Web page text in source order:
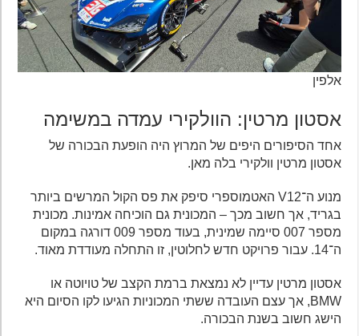
אלפין
אסטון מרטין: הוולקירי עמדה במשימה
אחד הסיפורים היפים של המרוץ היה הופעת הבכורה של
אסטון מרטין וולקירי בלה מאן.
מנוע ה־V12 האטמוספרי סיפק את פס הקול המרשים ביותר
בגריד, אך חשוב מכך – המכונית גם הוכיחה אמינות. מכונית
מספר 007 סיימה שמינית, בעוד מספר 009 דורגה במקום
אסטון מרטין עדיין לא נמצאת ברמת הקצב של טויוטה או
BMW, אך עצם העובדה ששתי המכוניות הגיעו לקו הסיום היא
הישג חשוב בשנת הבכורה.